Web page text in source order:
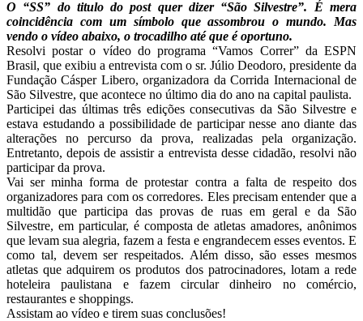
O “SS” do titulo do post quer dizer “São Silvestre”. É mera
coincidência com um símbolo que assombrou o mundo. Mas
vendo o vídeo abaixo, o trocadilho até que é oportuno.
Resolvi postar o vídeo do programa “Vamos Correr” da ESPN
Brasil, que exibiu a entrevista com o sr. Júlio Deodoro, presidente da
Fundação Cásper Libero, organizadora da Corrida Internacional de
São Silvestre, que acontece no último dia do ano na capital paulista.
Participei das últimas três edições consecutivas da São Silvestre e
estava estudando a possibilidade de participar nesse ano diante das
alterações no percurso da prova, realizadas pela organização.
Entretanto, depois de assistir a entrevista desse cidadão, resolvi não
participar da prova.
Vai ser minha forma de protestar contra a falta de respeito dos
organizadores para com os corredores. Eles precisam entender que a
multidão que participa das provas de ruas em geral e da São
Silvestre, em particular, é composta de atletas amadores, anônimos
que levam sua alegria, fazem a festa e engrandecem esses eventos. E
como tal, devem ser respeitados. Além disso, são esses mesmos
atletas que adquirem os produtos dos patrocinadores, lotam a rede
hoteleira paulistana e fazem circular dinheiro no comércio,
restaurantes e shoppings.
Assistam ao vídeo e tirem suas conclusões!